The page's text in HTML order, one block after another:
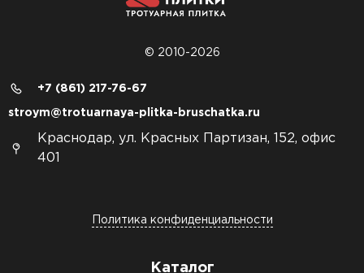
© 2010-2026
+7 (861) 217-76-67
stroym@trotuarnaya-plitka-bruschatka.ru
Краснодар, ул. Красных Партизан, 152, офис
401
Политика конфиденциальности
Каталог